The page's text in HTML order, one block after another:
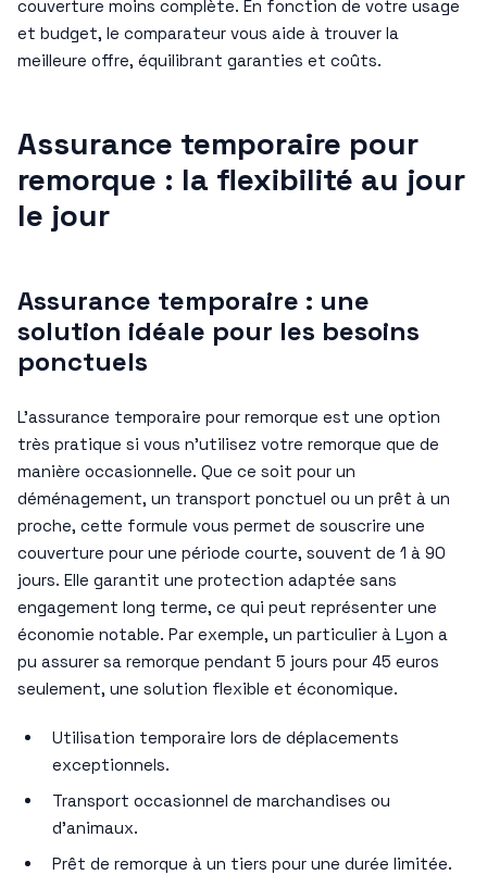
couverture moins complète. En fonction de votre usage
et budget, le comparateur vous aide à trouver la
meilleure offre, équilibrant garanties et coûts.
Assurance temporaire pour
remorque : la flexibilité au jour
le jour
Assurance temporaire : une
solution idéale pour les besoins
ponctuels
L’assurance temporaire pour remorque est une option
très pratique si vous n’utilisez votre remorque que de
manière occasionnelle. Que ce soit pour un
déménagement, un transport ponctuel ou un prêt à un
proche, cette formule vous permet de souscrire une
couverture pour une période courte, souvent de 1 à 90
jours. Elle garantit une protection adaptée sans
engagement long terme, ce qui peut représenter une
économie notable. Par exemple, un particulier à Lyon a
pu assurer sa remorque pendant 5 jours pour 45 euros
seulement, une solution flexible et économique.
Utilisation temporaire lors de déplacements
exceptionnels.
Transport occasionnel de marchandises ou
d’animaux.
Prêt de remorque à un tiers pour une durée limitée.